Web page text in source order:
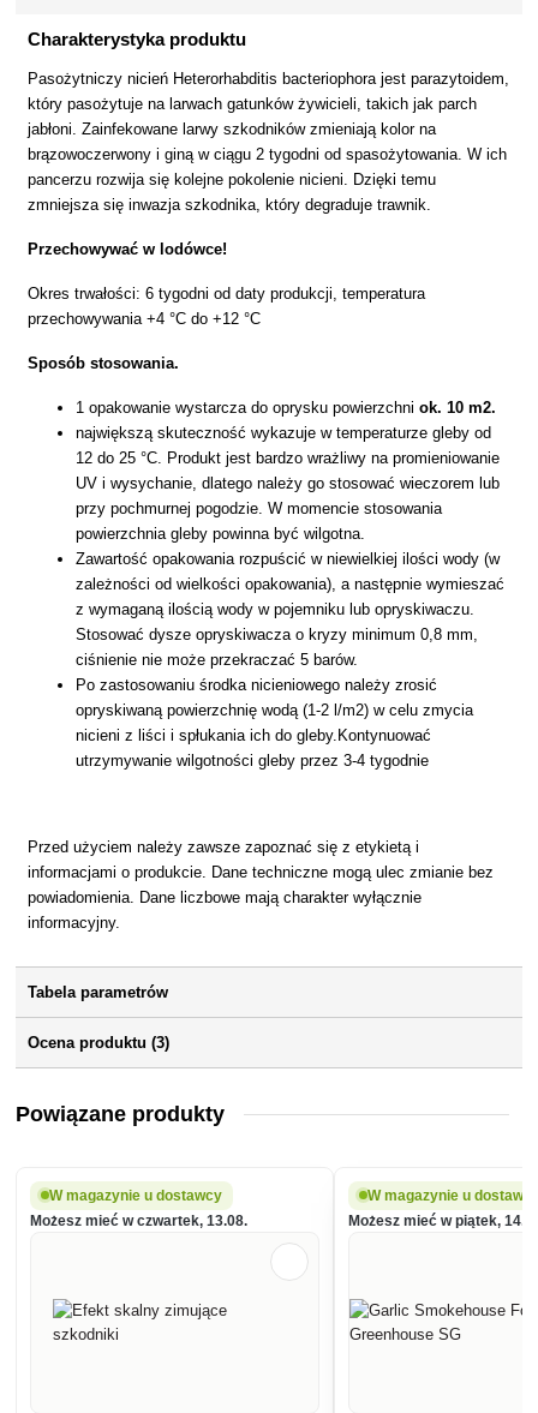
Charakterystyka produktu
Pasożytniczy nicień Heterorhabditis bacteriophora jest parazytoidem,
który pasożytuje na larwach gatunków żywicieli, takich jak parch
jabłoni. Zainfekowane larwy szkodników zmieniają kolor na
brązowoczerwony i giną w ciągu 2 tygodni od spasożytowania. W ich
pancerzu rozwija się kolejne pokolenie nicieni. Dzięki temu
zmniejsza się inwazja szkodnika, który degraduje trawnik.
Przechowywać w lodówce!
Okres trwałości: 6 tygodni od daty produkcji, temperatura
przechowywania +4 °C do +12 °C
Sposób stosowania.
1 opakowanie wystarcza do oprysku powierzchniok. 10 m2.
największą skuteczność wykazuje w temperaturze gleby od
12 do 25 °C. Produkt jest bardzo wrażliwy na promieniowanie
UV i wysychanie, dlatego należy go stosować wieczorem lub
przy pochmurnej pogodzie. W momencie stosowania
powierzchnia gleby powinna być wilgotna.
Zawartość opakowania rozpuścić w niewielkiej ilości wody (w
zależności od wielkości opakowania), a następnie wymieszać
z wymaganą ilością wody w pojemniku lub opryskiwaczu.
Stosować dysze opryskiwacza o kryzy minimum 0,8 mm,
ciśnienie nie może przekraczać 5 barów.
Po zastosowaniu środka nicieniowego należy zrosić
opryskiwaną powierzchnię wodą (1-2 l/m2) w celu zmycia
nicieni z liści i spłukania ich do gleby.Kontynuować
utrzymywanie wilgotności gleby przez 3-4 tygodnie
Przed użyciem należy zawsze zapoznać się z etykietą i
informacjami o produkcie. Dane techniczne mogą ulec zmianie bez
powiadomienia. Dane liczbowe mają charakter wyłącznie
informacyjny.
Tabela parametrów
Ocena produktu (3)
Powiązane produkty
W magazynie u dostawcy
Możesz mieć w czwartek, 13.08.
W magazynie u
Możesz mieć w piątek,